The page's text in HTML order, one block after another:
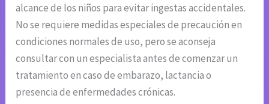
alcance de los niños para evitar ingestas accidentales.
No se requiere medidas especiales de precaución en
condiciones normales de uso, pero se aconseja
consultar con un especialista antes de comenzar un
tratamiento en caso de embarazo, lactancia o
presencia de enfermedades crónicas.